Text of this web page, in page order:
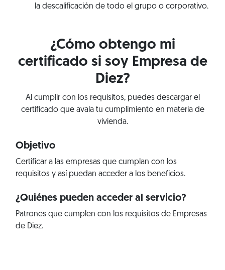
la descalificación de todo el grupo o corporativo.
¿Cómo obtengo mi
certificado si soy Empresa de
Diez?
Al cumplir con los requisitos, puedes descargar el
certificado que avala tu cumplimiento en materia de
vivienda.
Objetivo
Certificar a las empresas que cumplan con los
requisitos y así puedan acceder a los beneficios.
¿Quiénes pueden acceder al servicio?
Patrones que cumplen con los requisitos de Empresas
de Diez.